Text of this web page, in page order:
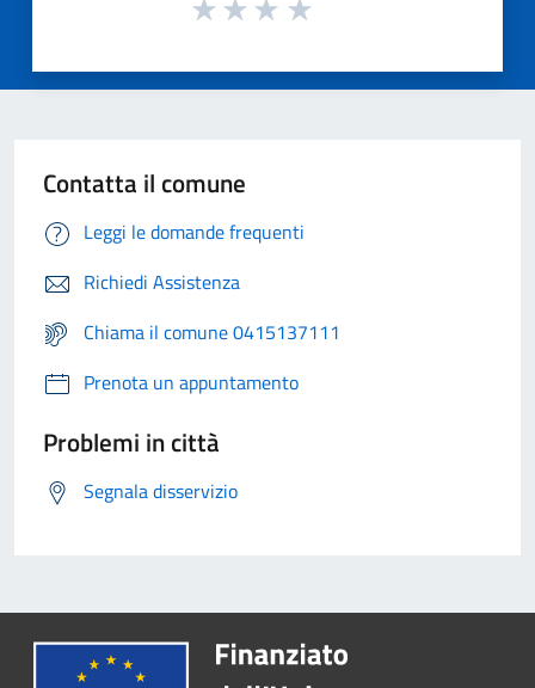
Contatta il comune
Leggi le domande frequenti
Richiedi Assistenza
Chiama il comune 0415137111
Prenota un appuntamento
Problemi in città
Segnala disservizio